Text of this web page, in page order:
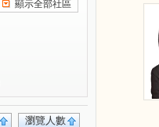
顯示全部社區
瀏覽人數